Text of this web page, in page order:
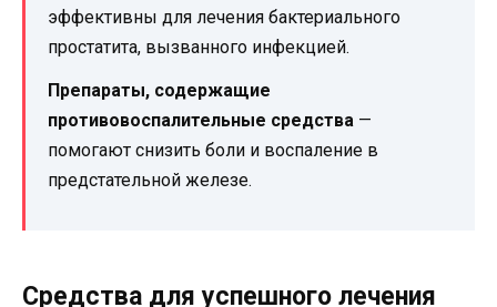
эффективны для лечения бактериального
простатита, вызванного инфекцией.
Препараты, содержащие
противовоспалительные средства —
помогают снизить боли и воспаление в
предстательной железе.
Средства для успешного лечения